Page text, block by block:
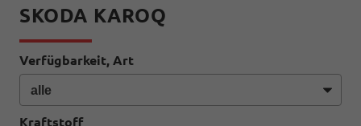
SKODA KAROQ
Verfügbarkeit, Art
Kraftstoff